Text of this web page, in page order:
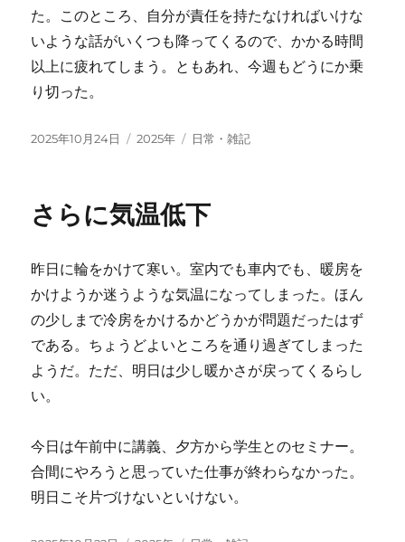
た。このところ、自分が責任を持たなければいけな
いような話がいくつも降ってくるので、かかる時間
以上に疲れてしまう。ともあれ、今週もどうにか乗
り切った。
投
2025年10月24日
カ
ー
2025年
タ
日常・雑記
さらに気温低下
昨日に輪をかけて寒い。室内でも車内でも、暖房を
かけようか迷うような気温になってしまった。ほん
の少しまで冷房をかけるかどうかが問題だったはず
である。ちょうどよいところを通り過ぎてしまった
ようだ。ただ、明日は少し暖かさが戻ってくるらし
い。
今日は午前中に講義、夕方から学生とのセミナー。
合間にやろうと思っていた仕事が終わらなかった。
明日こそ片づけないといけない。